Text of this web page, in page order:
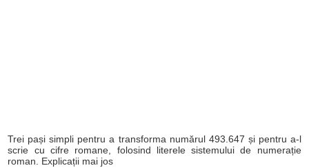
Trei pași simpli pentru a transforma numărul 493.647 și pentru a-l
scrie cu cifre romane, folosind literele sistemului de numerație
roman. Explicații mai jos